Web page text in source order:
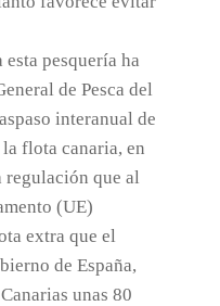
pesquería ha
de Pesca del
interanual de
flota canaria, en
regulación que al
(UE)
extra que el
de España,
unas 80